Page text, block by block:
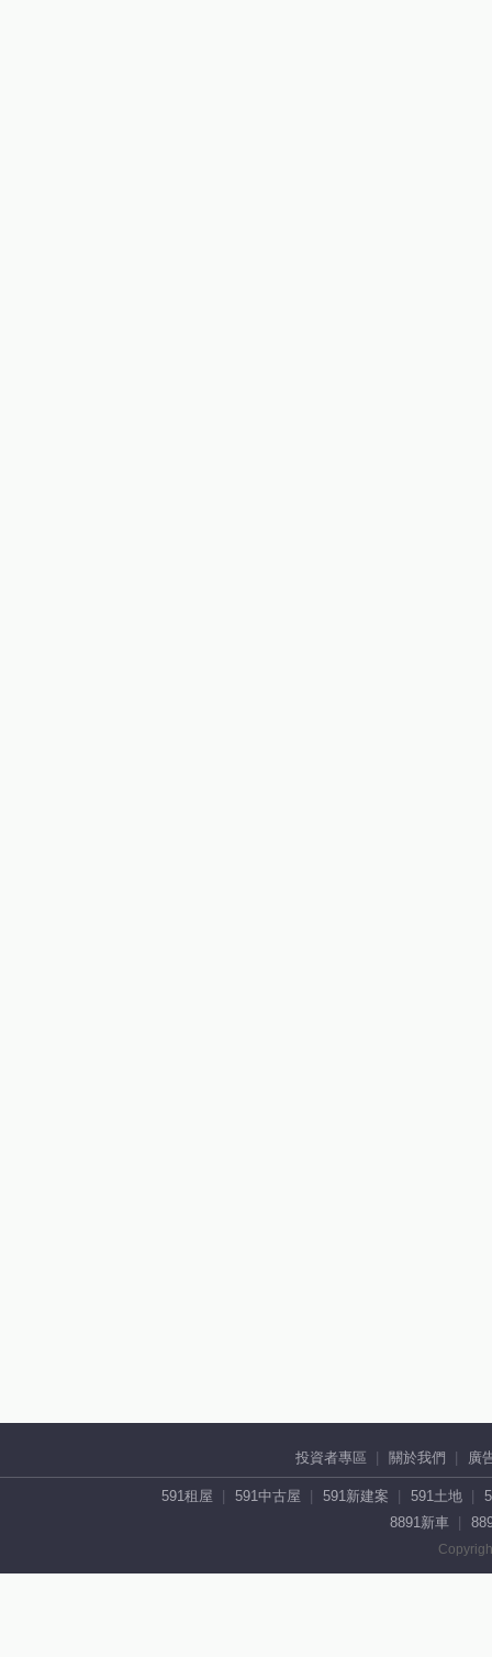
投資者專區 關於我們 廣
591租屋 591中古屋 591新建案 591土地
8891新車